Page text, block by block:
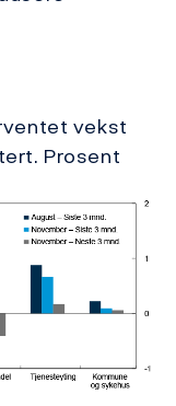
vekst
Prosent